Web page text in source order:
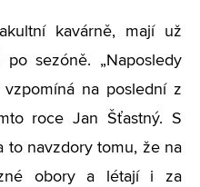
kavárně, mají už
sezóně. „Naposledy
na poslední z
roce Jan Šťastný. S
to navzdory tomu, že na
obory a létají i za